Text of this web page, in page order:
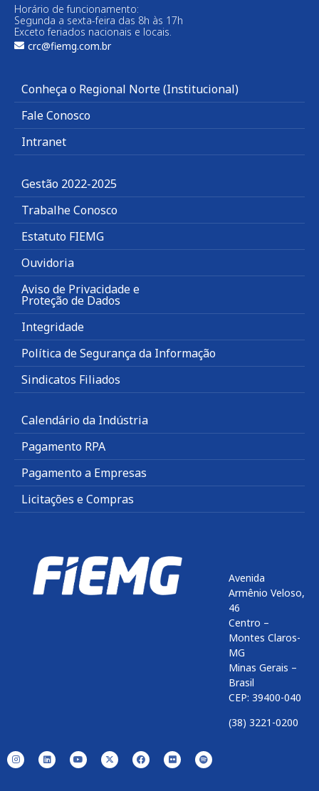
Horário de funcionamento:
Segunda a sexta-feira das 8h às 17h
Exceto feriados nacionais e locais.
crc@fiemg.com.br
Conheça o Regional Norte (Institucional)
Fale Conosco
Intranet
Gestão 2022-2025
Trabalhe Conosco
Estatuto FIEMG
Ouvidoria
Aviso de Privacidade e
Proteção de Dados
Integridade
Política de Segurança da Informação
Sindicatos Filiados
Calendário da Indústria
Pagamento RPA
Pagamento a Empresas
Licitações e Compras
Avenida
Armênio Veloso,
46
Centro –
Montes Claros-
MG
Minas Gerais –
Brasil
CEP: 39400-040
(38) 3221-0200